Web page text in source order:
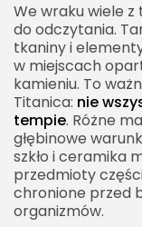
We wraku wiele
do odczytania.
tkaniny i
w miejscach
kamieniu. To
Titanica: nie
tempie. Różne
głębinowe
szkło i ceramika
przedmioty
chronione przed
organizmów.